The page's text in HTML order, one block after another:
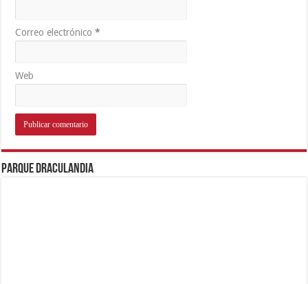
Correo electrónico*
Web
Parque Draculandia